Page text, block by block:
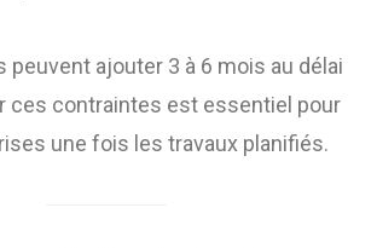
peuvent ajouter 3 à 6 mois au délai
ces contraintes est essentiel pour
une fois les travaux planifiés.